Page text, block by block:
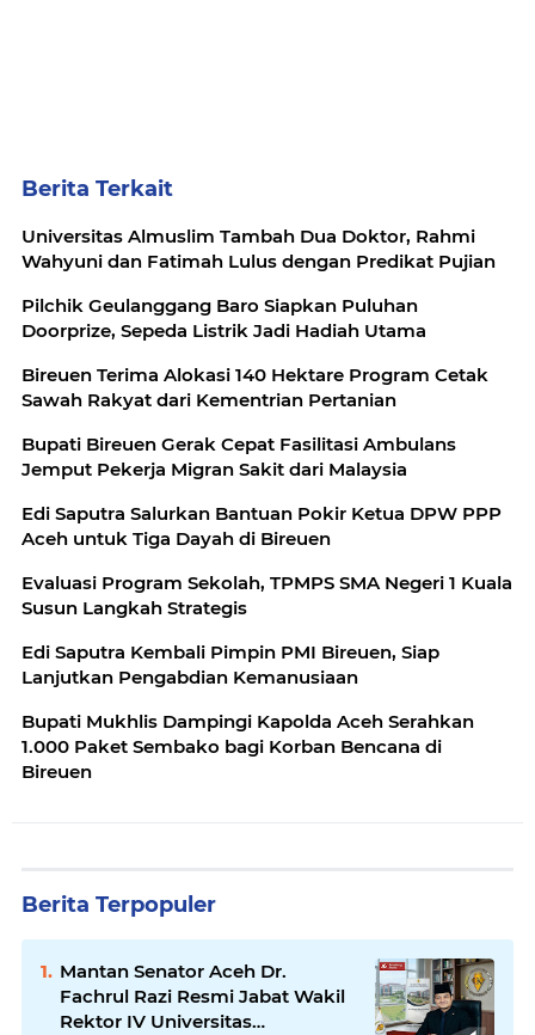
Berita Terkait
Universitas Almuslim Tambah Dua Doktor, Rahmi
Wahyuni dan Fatimah Lulus dengan Predikat Pujian
Pilchik Geulanggang Baro Siapkan Puluhan
Doorprize, Sepeda Listrik Jadi Hadiah Utama
Bireuen Terima Alokasi 140 Hektare Program Cetak
Sawah Rakyat dari Kementrian Pertanian
Bupati Bireuen Gerak Cepat Fasilitasi Ambulans
Jemput Pekerja Migran Sakit dari Malaysia
Edi Saputra Salurkan Bantuan Pokir Ketua DPW PPP
Aceh untuk Tiga Dayah di Bireuen
Evaluasi Program Sekolah, TPMPS SMA Negeri 1 Kuala
Susun Langkah Strategis
Edi Saputra Kembali Pimpin PMI Bireuen, Siap
Lanjutkan Pengabdian Kemanusiaan
Bupati Mukhlis Dampingi Kapolda Aceh Serahkan
1.000 Paket Sembako bagi Korban Bencana di
Bireuen
Berita Terpopuler
Mantan Senator Aceh Dr.
Fachrul Razi Resmi Jabat Wakil
Rektor IV Universitas